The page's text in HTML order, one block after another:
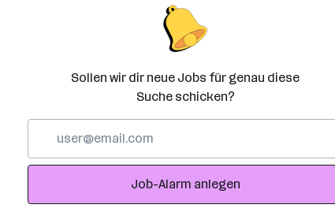
Sollen wir dir neue Jobs für genau diese
Suche schicken?
Adresse
Job-Alarm anlegen